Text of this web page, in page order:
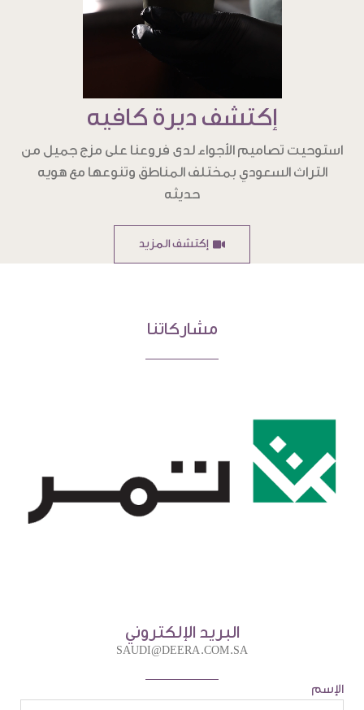
إكتشف ديرة كافيه
استوحيت تصاميم الأجواء لدى فروعنا على مزج جميل من
التراث السعودي بمختلف المناطق وتنوعها مع هويه
حديثه
إكتشف المزيد
SAUDI@DEERA.COM.SA